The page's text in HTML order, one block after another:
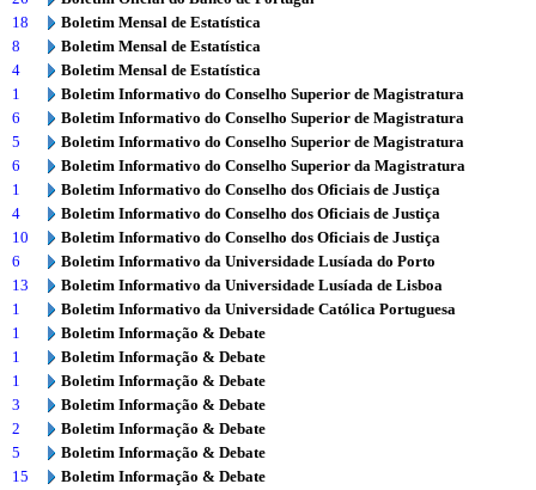
18
Boletim Mensal de Estatística
8
Boletim Mensal de Estatística
4
Boletim Mensal de Estatística
1
Boletim Informativo do Conselho Superior de Magistratura
6
Boletim Informativo do Conselho Superior de Magistratura
5
Boletim Informativo do Conselho Superior de Magistratura
6
Boletim Informativo do Conselho Superior da Magistratura
1
Boletim Informativo do Conselho dos Oficiais de Justiça
4
Boletim Informativo do Conselho dos Oficiais de Justiça
10
Boletim Informativo do Conselho dos Oficiais de Justiça
6
Boletim Informativo da Universidade Lusíada do Porto
13
Boletim Informativo da Universidade Lusíada de Lisboa
1
Boletim Informativo da Universidade Católica Portuguesa
1
Boletim Informação & Debate
1
Boletim Informação & Debate
1
Boletim Informação & Debate
3
Boletim Informação & Debate
2
Boletim Informação & Debate
5
Boletim Informação & Debate
15
Boletim Informação & Debate